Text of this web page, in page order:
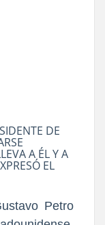
DE
A ÉL Y A
EL
Petro